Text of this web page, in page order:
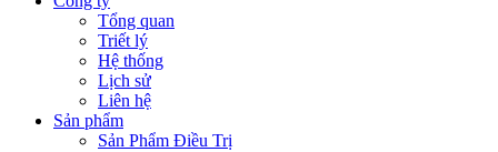
Tổng quan
Triết lý
Hệ thống
Lịch sử
Liên hệ
Sản phẩm
Sản Phẩm Điều Trị